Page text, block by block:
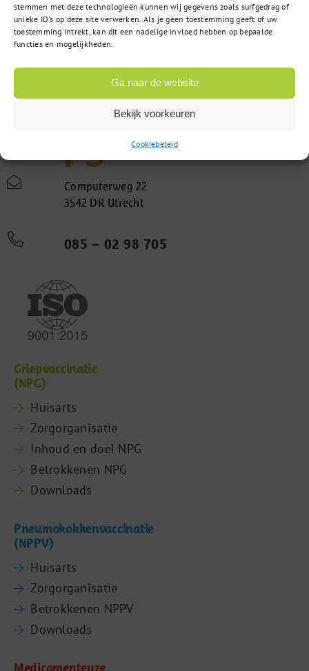
stemmen met deze technologieën kunnen wij gegevens zoals surfgedrag of
unieke ID's op deze site verwerken. Als je geen toestemming geeft of uw
toestemming intrekt, kan dit een nadelige invloed hebben op bepaalde
functies en mogelijkheden.
Ga naar de website
Bekijk voorkeuren
Cookiebeleid
Computerweg 22
3542 DR Utrecht
085 – 02 98 705
Griepvaccinatie
(NPG)
Huisarts
Zorgorganisatie
Inhoud en doel NPG
Betrokkenen NPG
Downloads
Pneumokokkenvaccinatie
(NPPV)
Huisarts
Zorgorganisatie
Betrokkenen NPPV
Downloads
Medicamenteuze